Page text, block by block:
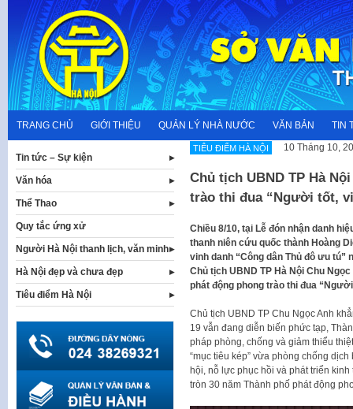
content
TRANG CHỦ GIỚI THIỆU QUẢN LÝ NHÀ NƯỚC VĂN BẢN TIN
TIÊU ĐIỂM HÀ NỘI 10 Tháng 10,
Chủ tịch UBND TP Hà
trào thi đua “Người tốt,
Chiều 8/10, tại Lễ đón nhận danh
thanh niên cứu quốc thành Hoàng
vinh danh “Công dân Thủ đô ưu tú”
Chủ tịch UBND TP Hà Nội Chu
phát động phong trào thi đua
Chủ tịch UBND TP Chu Ngọc Anh
19 vẫn đang diễn biến phức tạp,
pháp phòng, chống và giảm thiểu
“mục tiêu kép” vừa phòng chống
hội, nỗ lực phục hồi và phát triển
tròn 30 năm Thành phố phát động
Tin tức – Sự kiện
Văn hóa
Thể Thao
Quy tắc ứng xử
Người Hà Nội thanh lịch, văn minh
Hà Nội đẹp và chưa đẹp
Tiêu điểm Hà Nội